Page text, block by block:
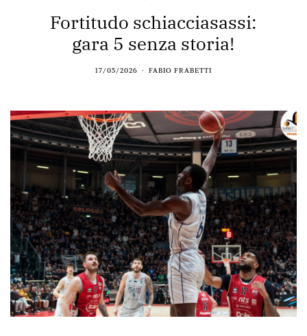
Fortitudo schiacciasassi:
gara 5 senza storia!
17/05/2026 FABIO FRABETTI